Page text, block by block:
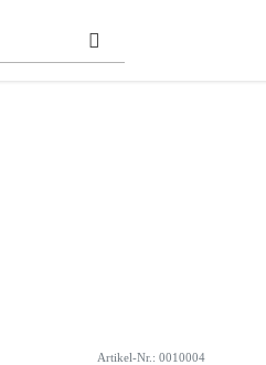
Artikel-Nr.: 0010004